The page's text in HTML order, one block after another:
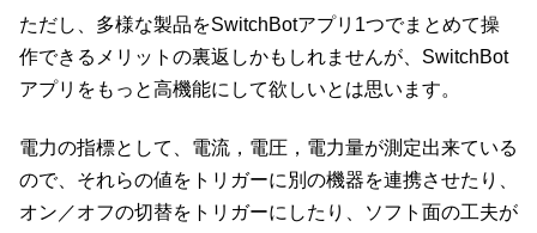
ただし、多様な製品をSwitchBotアプリ1つでまとめて操
作できるメリットの裏返しかもしれませんが、SwitchBot
アプリをもっと高機能にして欲しいとは思います。
電力の指標として、電流，電圧，電力量が測定出来ている
ので、それらの値をトリガーに別の機器を連携させたり、
オン／オフの切替をトリガーにしたり、ソフト面の工夫が